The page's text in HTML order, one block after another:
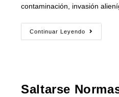
contaminación, invasión
Continuar Leyendo
Saltarse